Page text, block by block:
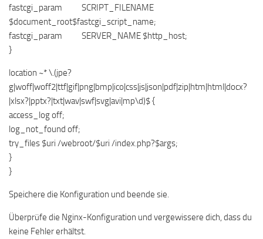
fastcgi_param SCRIPT_FILENAME
$document_root$fastcgi_script_name;
fastcgi_param SERVER_NAME $http_host;
}
location ~* \.(jpe?
g|woff|woff2|ttf|gif|png|bmp|ico|css|js|json|pdf|zip|htm|html|docx?
|xlsx?|pptx?|txt|wav|swf|svg|avi|mp\d)$ {
access_log off;
log_not_found off;
try_files $uri /webroot/$uri /index.php?$args;
}
}
Speichere die Konfiguration und beende sie.
Überprüfe die Nginx-Konfiguration und vergewissere dich, dass du
keine Fehler erhältst.